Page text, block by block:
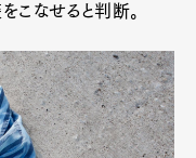
こなせると判断。